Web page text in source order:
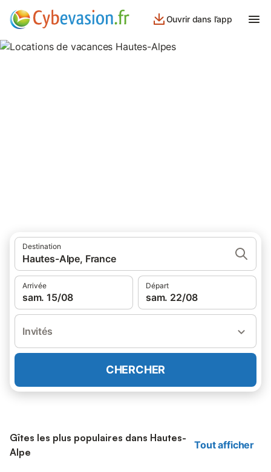
Ouvrir dans l’app
Destination
Hautes-Alpe, France
Arrivée
sam. 15/08
Départ
sam. 22/08
Invités
CHERCHER
Gîtes les plus populaires dans Hautes-
Alpe
Tout afficher